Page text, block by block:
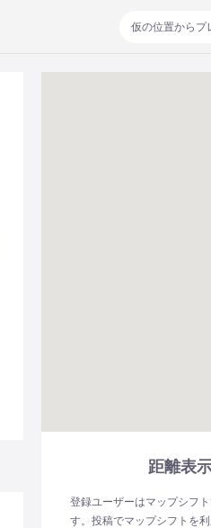
仮の位置からプ
距離表
登録ユーザーはマップシフ
す。投稿でマップシフトを